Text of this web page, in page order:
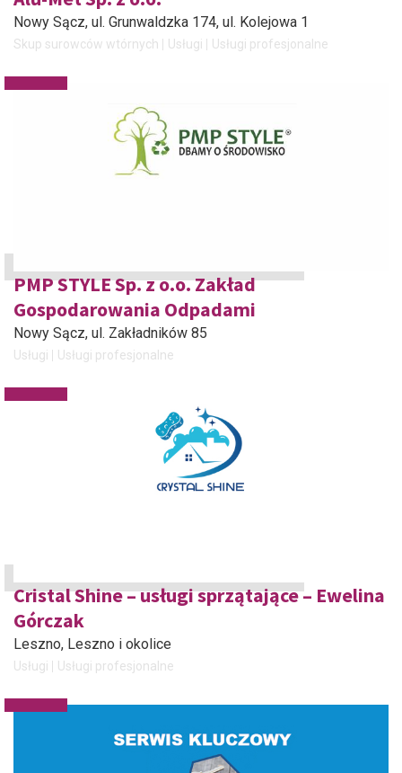
Nowy Sącz, ul. Grunwaldzka 174, ul. Kolejowa 1
Skup surowców wtórnych Usługi Usługi profesjonalne
PMP STYLE Sp. z o.o. Zakład
Gospodarowania Odpadami
Nowy Sącz, ul. Zakładników 85
Usługi Usługi profesjonalne
Cristal Shine – usługi sprzątające – Ewelina
Górczak
Leszno, Leszno i okolice
Usługi Usługi profesjonalne